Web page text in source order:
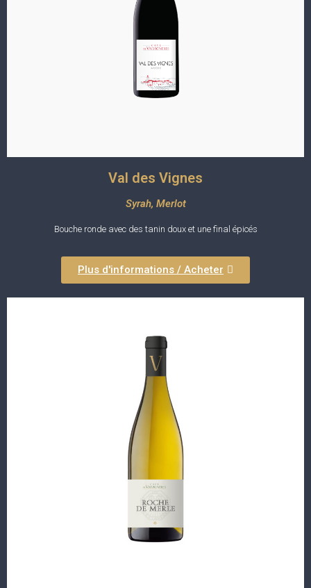
Val des Vignes
Syrah, Merlot
Bouche ronde avec des tanin doux et une final épicés
Plus d'informations / Acheter